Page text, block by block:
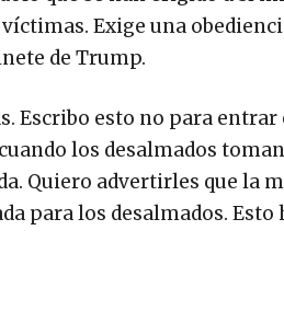
Exige una
de Trump.
Escribo esto no para entrar
los desalmados
Quiero advertirles que la
para los desalmados. Esto